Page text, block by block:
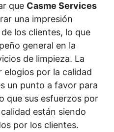
que Casme Services
una impresión
los clientes, lo que
general en la
de limpieza. La
elogios por la calidad
un punto a favor para
que sus esfuerzos por
están siendo
por los clientes.